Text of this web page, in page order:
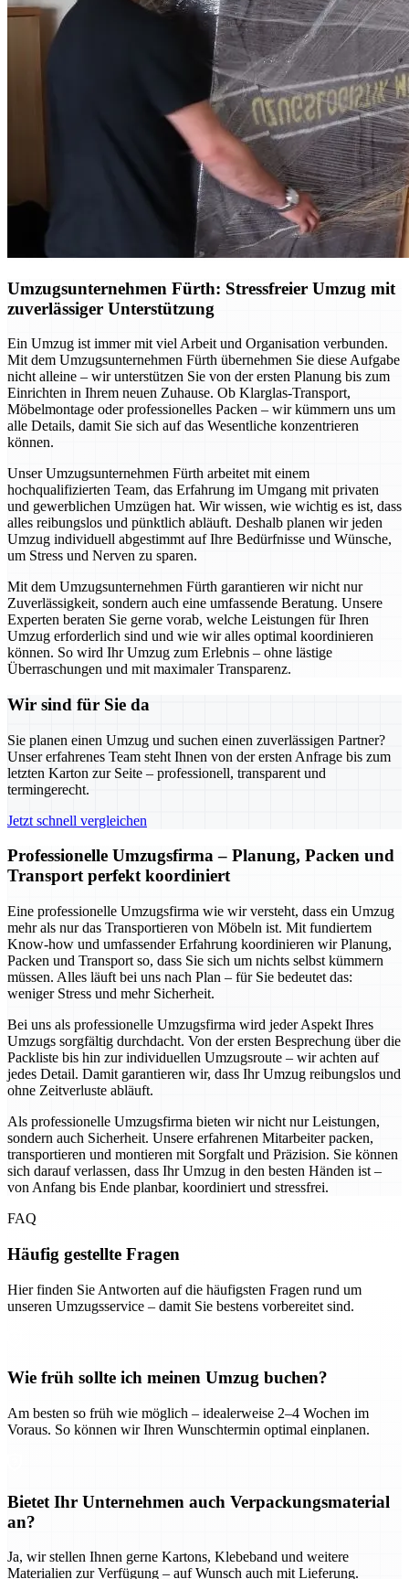
Umzugsunternehmen Fürth: Stressfreier Umzug mit
zuverlässiger Unterstützung
Ein Umzug ist immer mit viel Arbeit und Organisation verbunden.
Mit dem Umzugsunternehmen Fürth übernehmen Sie diese Aufgabe
nicht alleine – wir unterstützen Sie von der ersten Planung bis zum
Einrichten in Ihrem neuen Zuhause. Ob Klarglas-Transport,
Möbelmontage oder professionelles Packen – wir kümmern uns um
alle Details, damit Sie sich auf das Wesentliche konzentrieren
können.
Unser Umzugsunternehmen Fürth arbeitet mit einem
hochqualifizierten Team, das Erfahrung im Umgang mit privaten
und gewerblichen Umzügen hat. Wir wissen, wie wichtig es ist, dass
alles reibungslos und pünktlich abläuft. Deshalb planen wir jeden
Umzug individuell abgestimmt auf Ihre Bedürfnisse und Wünsche,
um Stress und Nerven zu sparen.
Mit dem Umzugsunternehmen Fürth garantieren wir nicht nur
Zuverlässigkeit, sondern auch eine umfassende Beratung. Unsere
Experten beraten Sie gerne vorab, welche Leistungen für Ihren
Umzug erforderlich sind und wie wir alles optimal koordinieren
können. So wird Ihr Umzug zum Erlebnis – ohne lästige
Überraschungen und mit maximaler Transparenz.
Wir sind für Sie da
Sie planen einen Umzug und suchen einen zuverlässigen Partner?
Unser erfahrenes Team steht Ihnen von der ersten Anfrage bis zum
letzten Karton zur Seite – professionell, transparent und
termingerecht.
Jetzt schnell vergleichen
Professionelle Umzugsfirma – Planung, Packen und
Transport perfekt koordiniert
Eine professionelle Umzugsfirma wie wir versteht, dass ein Umzug
mehr als nur das Transportieren von Möbeln ist. Mit fundiertem
Know-how und umfassender Erfahrung koordinieren wir Planung,
Packen und Transport so, dass Sie sich um nichts selbst kümmern
müssen. Alles läuft bei uns nach Plan – für Sie bedeutet das:
weniger Stress und mehr Sicherheit.
Bei uns als professionelle Umzugsfirma wird jeder Aspekt Ihres
Umzugs sorgfältig durchdacht. Von der ersten Besprechung über die
Packliste bis hin zur individuellen Umzugsroute – wir achten auf
jedes Detail. Damit garantieren wir, dass Ihr Umzug reibungslos und
ohne Zeitverluste abläuft.
Als professionelle Umzugsfirma bieten wir nicht nur Leistungen,
sondern auch Sicherheit. Unsere erfahrenen Mitarbeiter packen,
transportieren und montieren mit Sorgfalt und Präzision. Sie können
sich darauf verlassen, dass Ihr Umzug in den besten Händen ist –
von Anfang bis Ende planbar, koordiniert und stressfrei.
FAQ
Häufig gestellte Fragen
Hier finden Sie Antworten auf die häufigsten Fragen rund um
unseren Umzugsservice – damit Sie bestens vorbereitet sind.
Wie früh sollte ich meinen Umzug buchen?
Am besten so früh wie möglich – idealerweise 2–4 Wochen im
Voraus. So können wir Ihren Wunschtermin optimal einplanen.
Bietet Ihr Unternehmen auch Verpackungsmaterial
an?
Ja, wir stellen Ihnen gerne Kartons, Klebeband und weitere
Materialien zur Verfügung – auf Wunsch auch mit Lieferung.